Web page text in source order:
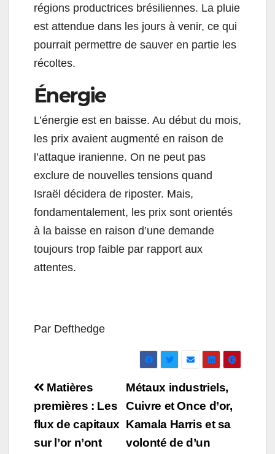
régions productrices brésiliennes. La pluie
est attendue dans les jours à venir, ce qui
pourrait permettre de sauver en partie les
récoltes.
Énergie
L’énergie est en baisse. Au début du mois,
les prix avaient augmenté en raison de
l’attaque iranienne. On ne peut pas
exclure de nouvelles tensions quand
Israël décidera de riposter. Mais,
fondamentalement, les prix sont orientés
à la baisse en raison d’une demande
toujours trop faible par rapport aux
attentes.
Par Defthedge
Navigation
de
l’article
Métaux industriels,
Cuivre et Once d’or,
Kamala Harris et sa
volonté de d’un
Matières
premières : Les
flux de capitaux
sur l’or n’ont